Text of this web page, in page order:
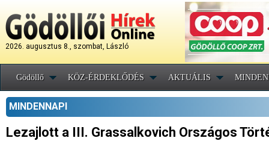
2026. augusztus 8., szombat, László
Gödöllő KÖZ-ÉRDEKLŐDÉS AKTUÁLIS
MINDENNAPI
Lezajlott a III. Grassalkovich Országos